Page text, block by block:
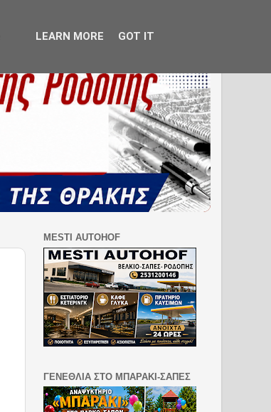
MESTI AUTOHOF
ΓΕΝΕΘΛΙΑ ΣΤΟ ΜΠΑΡΑΚΙ-ΣΑΠΕΣ
LEARN MORE GOT IT